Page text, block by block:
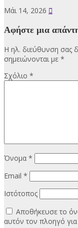
Μάι 14, 2026
Αφήστε μια
Η ηλ. διεύθυνση σας
σημειώνονται με *
Σχόλιο *
Όνομα *
Email *
Ιστότοπος
Αποθήκευσε το
αυτόν τον πλοηγό